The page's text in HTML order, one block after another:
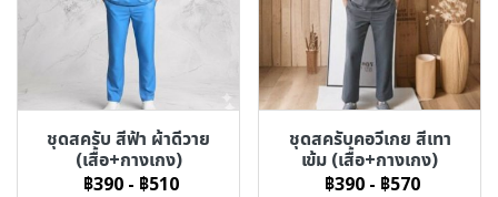
ชุดสครับ สีฟ้า ผ้าดีวาย
(เสื้อ+กางเกง)
฿390 - ฿510
ชุดสครับคอวีเกย สีเทา
เข้ม (เสื้อ+กางเกง)
฿390 - ฿570